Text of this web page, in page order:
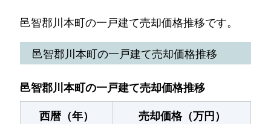
邑智郡川本町の一戸建て売却価格推移です。
邑智郡川本町の一戸建て売却価格推移
邑智郡川本町の一戸建て売却価格推移
西暦（年）
売却価格（万円）